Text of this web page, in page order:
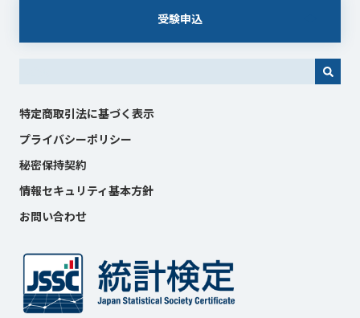
受験申込
特定商取引法に基づく表示
プライバシーポリシー
秘密保持契約
情報セキュリティ基本方針
お問い合わせ